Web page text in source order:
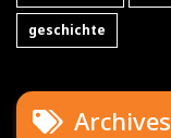
geschichte
Archives